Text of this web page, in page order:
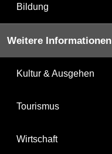
Bildung
Weitere Informationen
Kultur & Ausgehen
Tourismus
Wirtschaft